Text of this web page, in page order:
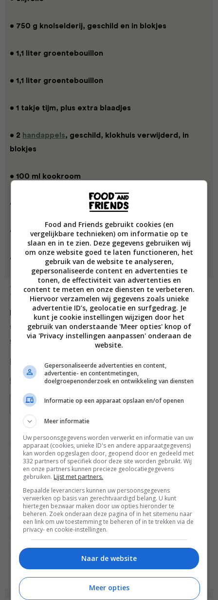
• 750 g knolselderij, geschild en in blokjes
• 1,1 liter groentebouillon
• 1,1 liter groentebouillon
• 1 takje tijm, plus extra blaadjes
• 2 handappels, geschild, klokhuis verwijderd, in
blokjes
• 100 ml kookroom
• 8 dunne sneetjes volkorenstokbrood
• 50 g stilton, verkruimeld
• ½ , klokhuis verwijderd, in kleine blokjes
Bereiding
Het frisse van de appel gaat in deze soep erg goed
samen met de smaak van de knolselderij. De tijm
geeft de soep een kruidig tintje.
Deel dit recept
Bewaar recept
Appelrecepten Bewuste keuzes
Fruit recepten Herfstrecepten
Lunch recepten Overdag
Recept van de dag Recepten
Soep recepten Soepen
Winterrecepten
Food and Friends gebruikt cookies (en
vergelijkbare technieken) om informatie op te
slaan en in te zien. Deze gegevens gebruiken wij
om onze website goed te laten functioneren, het
gebruik van de website te analyseren,
gepersonaliseerde content en advertenties te
tonen, de effectiviteit van advertenties en
content te meten en onze diensten te verbeteren.
Hiervoor verzamelen wij gegevens zoals unieke
advertentie ID’s, geolocatie en surfgedrag. Je
kunt je cookie instellingen wijzigen door het
gebruik van onderstaande 'Meer opties' knop of
via 'Privacy instellingen aanpassen' onderaan de
website.
Gepersonaliseerde advertenties en content,
advertentie- en contentmetingen,
doelgroepenonderzoek en ontwikkeling van diensten
Informatie op een apparaat opslaan en/of openen
Meer informatie
Uw persoonsgegevens worden verwerkt en informatie van uw
apparaat (cookies, unieke ID's en andere apparaatgegevens)
kan worden opgeslagen door, geopend door en gedeeld met
332 partners of specifiek door deze site worden gebruikt. Wij
en onze partners kunnen precieze geolocatiegegevens
gebruiken. Lijst met partners.
Bepaalde leveranciers kunnen uw persoonsgegevens
verwerken op basis van gerechtvaardigd belang. U kunt
hiertegen bezwaar maken door uw opties hieronder te
beheren. Zoek onderaan deze pagina of in het sitemenu naar
een link om uw toestemming te beheren of in te trekken via de
privacy- en cookie-instellingen.
Naar de website
Meer opties